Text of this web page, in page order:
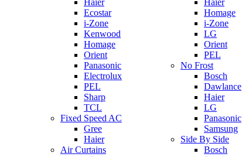
Haier
Ecostar
i-Zone
Kenwood
Homage
Orient
Panasonic
Electrolux
PEL
Sharp
TCL
Fixed Speed AC
Gree
Haier
Air Curtains
Haier
Homage
i-Zone
LG
Orient
PEL
No Frost
Bosch
Dawlance
Haier
LG
Panasonic
Samsung
Side By Side
Bosch